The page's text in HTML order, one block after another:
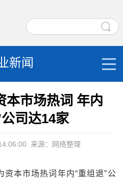
新闻
本市场热词 年内
司达14家
来源：网络整理
资本市场热词年内“重组退”公